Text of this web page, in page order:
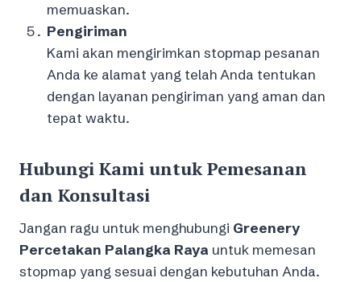
memuaskan.
Pengiriman
Kami akan mengirimkan stopmap pesanan
Anda ke alamat yang telah Anda tentukan
dengan layanan pengiriman yang aman dan
tepat waktu.
Hubungi Kami untuk Pemesanan
dan Konsultasi
Jangan ragu untuk menghubungi Greenery
Percetakan Palangka Raya untuk memesan
stopmap yang sesuai dengan kebutuhan Anda.